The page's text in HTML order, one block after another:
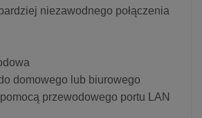
niezawodnego połączenia
domowego lub biurowego
przewodowego portu LAN